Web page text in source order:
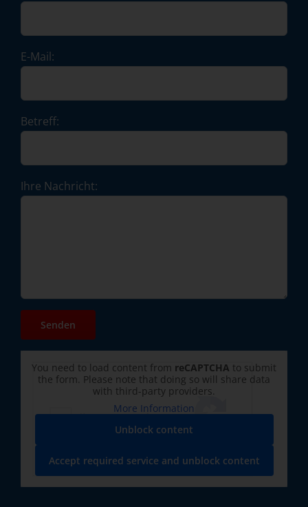
E-Mail:
Betreff:
Ihre Nachricht:
You need to load content from reCAPTCHA to submit
the form. Please note that doing so will share data
with third-party providers.
More Information
Unblock content
Accept required service and unblock content